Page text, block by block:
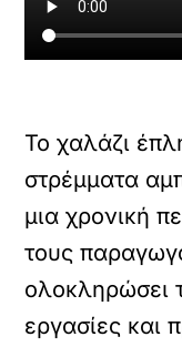
Το χαλάζι
στρέμματα
μια χρονική
τους
ολοκληρώσει
εργασίες και